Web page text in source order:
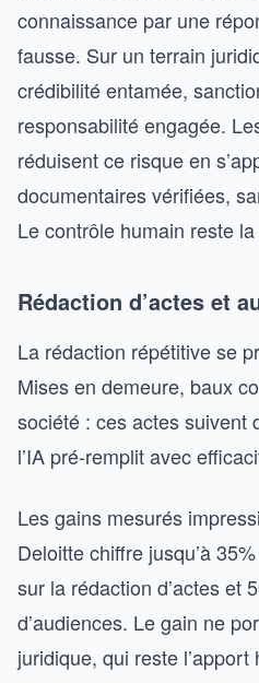
connaissance par une
fausse. Sur un terrain
crédibilité entamée,
responsabilité engagée.
réduisent ce risque en
documentaires vérifiées,
Le contrôle humain reste
Rédaction d’actes et
La rédaction répétitive se
Mises en demeure, baux
société : ces actes suivent
l’IA pré-remplit avec
Les gains mesurés
Deloitte chiffre jusqu’à
sur la rédaction d’actes et
d’audiences. Le gain ne
juridique, qui reste